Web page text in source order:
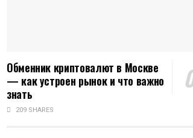
Обменник криптовалют в Москве
— как устроен рынок и что важно
знать
209 SHARES